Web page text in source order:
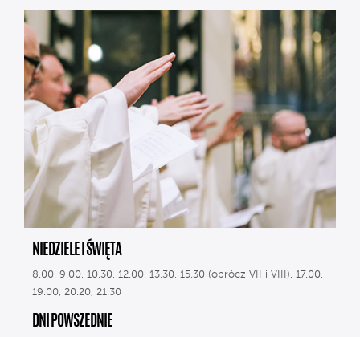
NIEDZIELE I ŚWIĘTA
8.00, 9.00, 10.30, 12.00, 13.30, 15.30 (oprócz VII i VIII), 17.00,
19.00, 20.20, 21.30
DNI POWSZEDNIE